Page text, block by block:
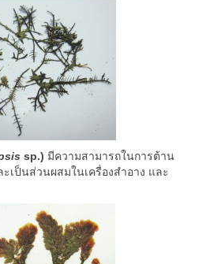
sp.) มีความสามารถในการต้าน
เป็นส่วนผสมในเครื่องสำอาง และ